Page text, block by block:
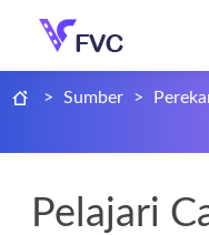
> Sumber >
Pelajari